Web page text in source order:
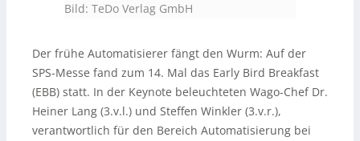
Bild: TeDo Verlag GmbH
Der frühe Automatisierer fängt den Wurm: Auf der
SPS-Messe fand zum 14. Mal das Early Bird Breakfast
(EBB) statt. In der Keynote beleuchteten Wago-Chef Dr.
Heiner Lang (3.v.l.) und Steffen Winkler (3.v.r.),
verantwortlich für den Bereich Automatisierung bei